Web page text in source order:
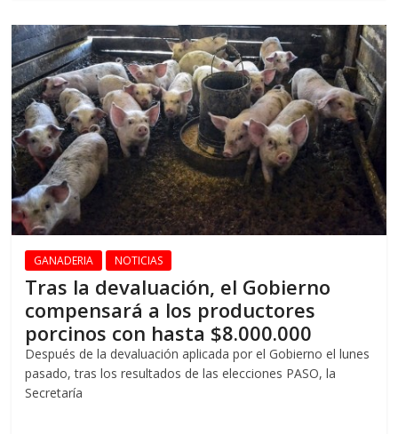
GANADERIA NOTICIAS
Tras la devaluación, el Gobierno
compensará a los productores
porcinos con hasta $8.000.000
Después de la devaluación aplicada por el Gobierno el lunes
pasado, tras los resultados de las elecciones PASO, la
Secretaría